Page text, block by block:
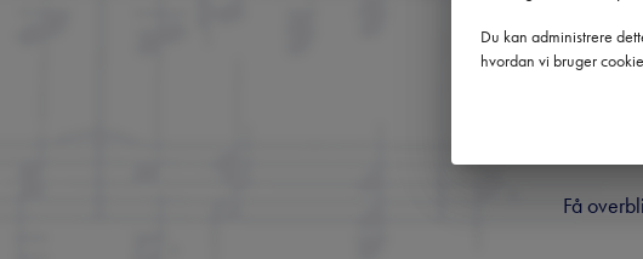
Få
Du kan administrere
hvordan vi bruger